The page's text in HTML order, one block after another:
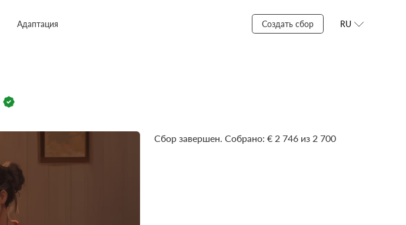
Адаптация Создать сбор RU
Сбор завершен. Собрано: € 2 746 из 2 700